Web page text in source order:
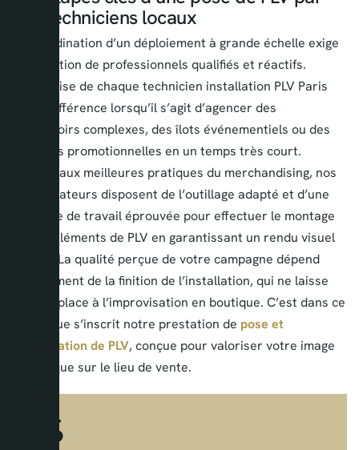
nos techniciens locaux
La coordination d’un déploiement à grande échelle exige
l’implication de professionnels qualifiés et réactifs.
L’expertise de chaque technicien installation PLV Paris
fait la différence lorsqu’il s’agit d’agencer des
présentoirs complexes, des îlots événementiels ou des
gondoles promotionnelles en un temps très court.
Formés aux meilleures pratiques du merchandising, nos
collaborateurs disposent de l’outillage adapté et d’une
méthode de travail éprouvée pour effectuer le montage
de vos éléments de PLV en garantissant un rendu visuel
parfait. La qualité perçue de votre campagne dépend
entièrement de la finition de l’installation, qui ne laisse
aucune place à l’improvisation en boutique. C’est dans ce
cadre que s’inscrit notre prestation de pose et
d’installation de PLV, conçue pour valoriser votre image
de marque sur le lieu de vente.